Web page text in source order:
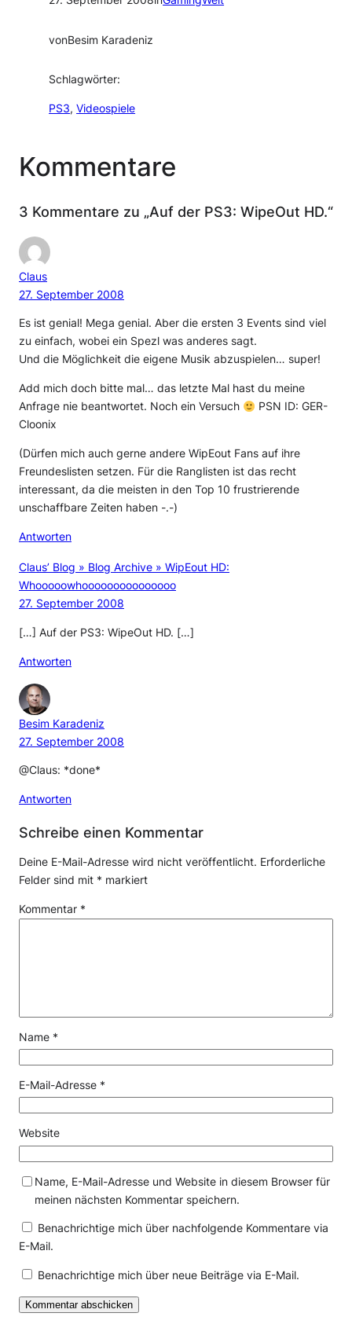
vonBesim Karadeniz
Schlagwörter:
PS3, Videospiele
Kommentare
3 Kommentare zu „Auf der PS3: WipeOut HD.“
Claus
27. September 2008
Es ist genial! Mega genial. Aber die ersten 3 Events sind viel
zu einfach, wobei ein Spezl was anderes sagt.
Und die Möglichkeit die eigene Musik abzuspielen… super!
Add mich doch bitte mal… das letzte Mal hast du meine
Anfrage nie beantwortet. Noch ein Versuch
PSN ID: GER-
Cloonix
(Dürfen mich auch gerne andere WipEout Fans auf ihre
Freundeslisten setzen. Für die Ranglisten ist das recht
interessant, da die meisten in den Top 10 frustrierende
unschaffbare Zeiten haben -.-)
Antworten
Claus’ Blog » Blog Archive » WipEout HD:
Whooooowhooooooooooooooo
27. September 2008
[…] Auf der PS3: WipeOut HD. […]
Antworten
Besim Karadeniz
27. September 2008
@Claus: *done*
Antworten
Schreibe einen Kommentar
Deine E-Mail-Adresse wird nicht veröffentlicht. Erforderliche
Felder sind mit * markiert
Kommentar *
Name *
E-Mail-Adresse *
Website
Name, E-Mail-Adresse und Website in diesem Browser für
meinen nächsten Kommentar speichern.
Benachrichtige mich über nachfolgende Kommentare via
E-Mail.
Benachrichtige mich über neue Beiträge via E-Mail.